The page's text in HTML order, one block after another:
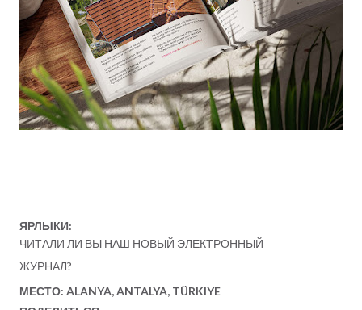
ЯРЛЫКИ:
ЧИТАЛИ ЛИ ВЫ НАШ НОВЫЙ ЭЛЕКТРОННЫЙ
ЖУРНАЛ?
МЕСТО: ALANYA, ANTALYA, TÜRKIYE